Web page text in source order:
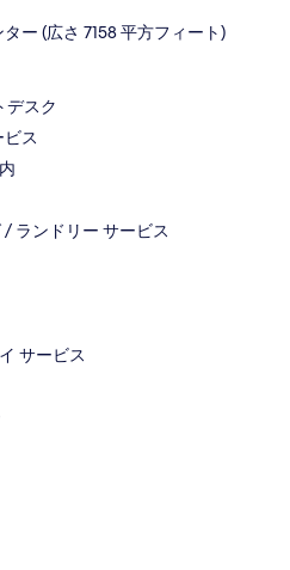
ー (広さ 7158 平方フィート)
デスク
ス
/ ランドリー サービス
サービス